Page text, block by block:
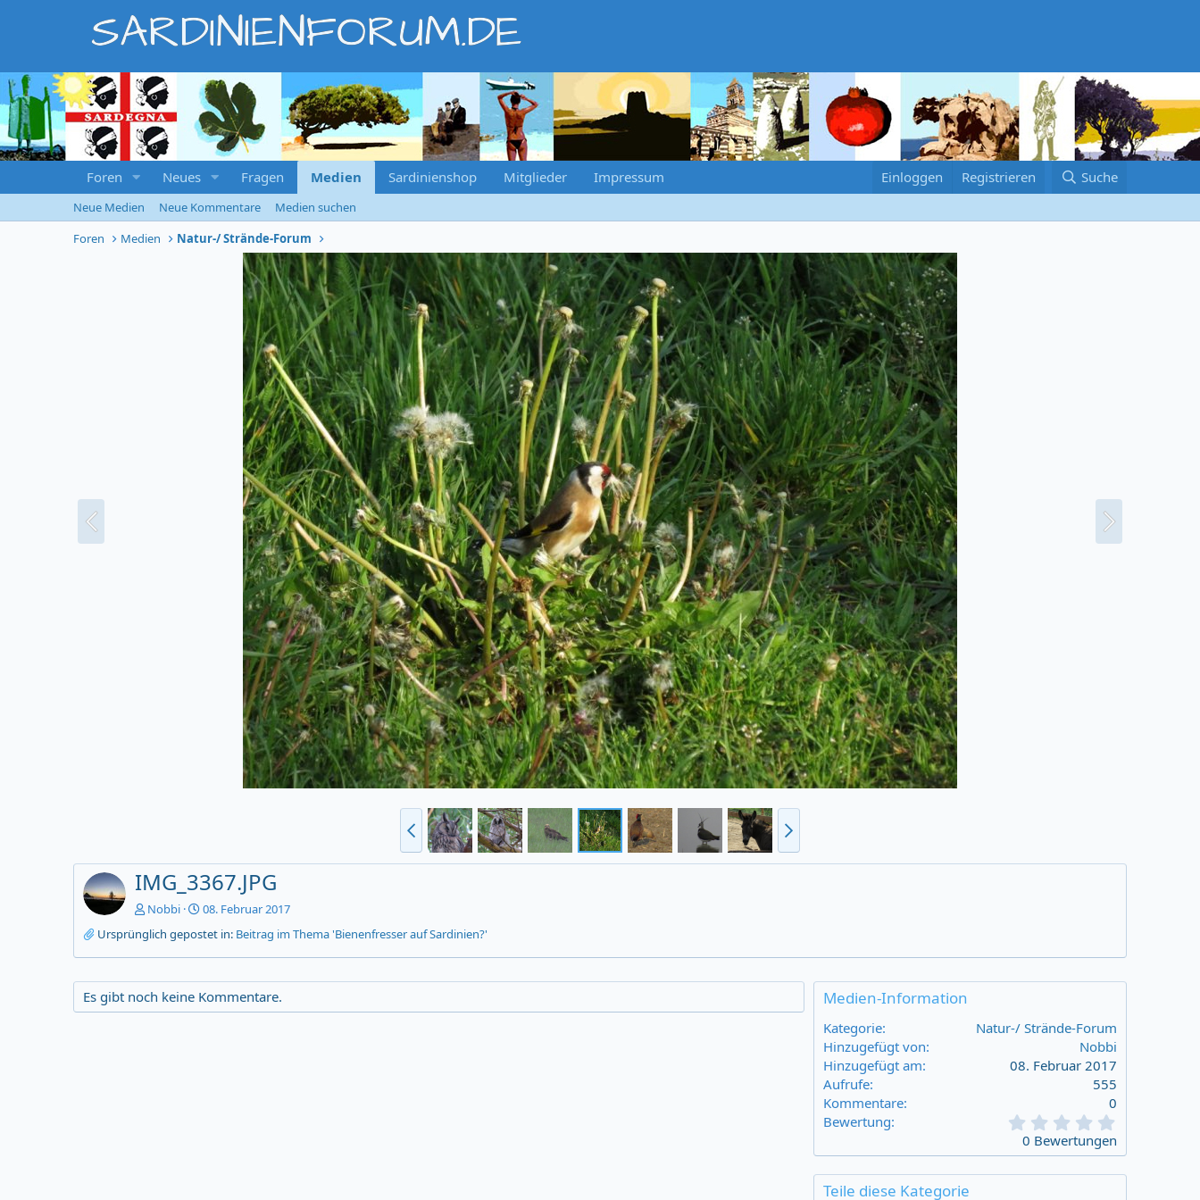
SARDINIENFORUM.DE
Foren Neues Fragen Medien Sardinienshop Mitglieder Impressum Einloggen Registrieren Suche
Neue Medien Neue Kommentare
Medien suchen
Foren
Medien Natur-/ Strände-Forum
IMG_3367.JPG
Nobbi
08. Februar 2017
Ursprünglich gepostet in: Beitrag im Thema 'Bienenfresser auf Sardinien?'
Es gibt noch keine Kommentare. Medien-Information
Kategorie
Natur-/ Strände-Forum
Hinzugefügt von
Nobbi
Hinzugefügt am
08. Februar 2017
Aufrufe
555
Kommentare
0
Bewertung
0
0
0 Bewertungen
Teile diese Kategorie